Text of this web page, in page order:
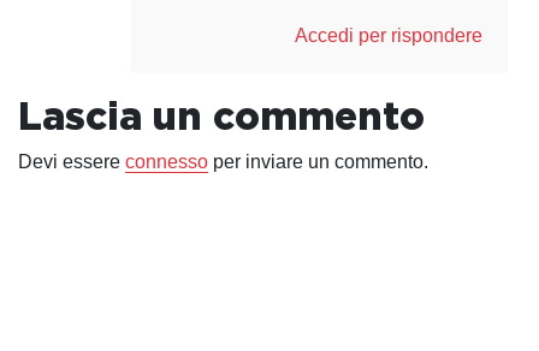
Accedi per rispondere
Lascia un commento
Devi essere connesso per inviare un commento.